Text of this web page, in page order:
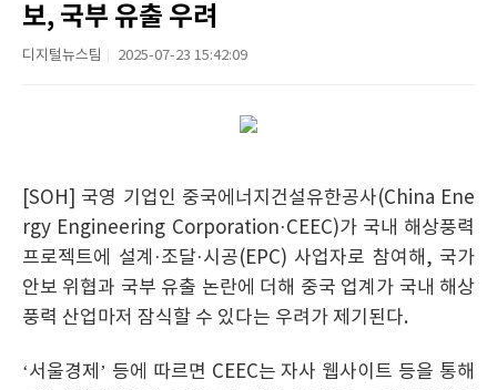
보, 국부 유출 우려
디지털뉴스팀 2025-07-23 15:42:09
[SOH] 국영 기업인 중국에너지건설유한공사(China Ene
rgy Engineering Corporation·CEEC)가 국내 해상풍력
프로젝트에 설계·조달·시공(EPC) 사업자로 참여해, 국가
안보 위협과 국부 유출 논란에 더해 중국 업계가 국내 해상
풍력 산업마저 잠식할 수 있다는 우려가 제기된다.
‘서울경제’ 등에 따르면 CEEC는 자사 웹사이트 등을 통해